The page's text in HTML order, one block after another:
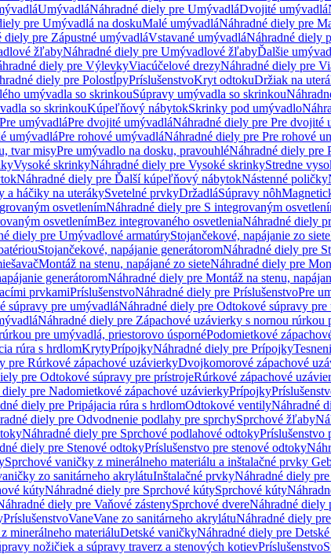
UmývadláNáhradné diely pre UmývadláDvojité umývadlá
pre Umývadlá na doskuMalé umývadláNáhradné diely pre
diely pre Zápustné umývadláVstavané umývadláNáhradné diely
žľabyNáhradné diely pre Umývadlové žľabyĎalšie
diely pre VýlevkyViacúčelové drezyNáhradné diely pre
diely pre PolostĺpyPríslušenstvoKryt odtokuDržiak na
umývadla so skrinkouSúpravy umývadla so skrinkou
so skrinkouKúpeľňový nábytokSkrinky pod umývadlo
umývadláPre dvojité umývadláNáhradné diely pre Pre dvojité
umývadláPre rohové umývadláNáhradné diely pre Pre rohové
tvar misyPre umývadlo na dosku, pravouhléNáhradné diely pre
Vysoké skrinkyNáhradné diely pre Vysoké skrinkyStredne
Náhradné diely pre Ďalší kúpeľňový nábytokNástenné poličky
a háčiky na uterákySvetelné prvkyDržadláSúpravy nôh
osvetlenímNáhradné diely pre S integrovaným
osvetlenímBez integrovaného osvetleniaNáhradné diely
diely pre Umývadlové armatúryStojančekové, napájanie zo siete
Stojančekové, napájanie generátoromNáhradné diely pre
Montáž na stenu, napájané zo sieteNáhradné diely pre
generátoromNáhradné diely pre Montáž na stenu,
prvkamiPríslušenstvoNáhradné diely pre PríslušenstvoPre
súpravy pre umývadláNáhradné diely pre Odtokové súpravy pre
Náhradné diely pre Zápachové uzávierky s nornou rúrkou
pre umývadlá, priestorovo úspornéPodomietkové
rúra s hrdlomKrytyPrípojkyNáhradné diely pre Prípojky
pre Rúrkové zápachové uzávierkyDvojkomorové zápachové
pre Odtokové súpravy pre prístrojeRúrkové zápachové
pre Nadomietkové zápachové uzávierkyPrípojky
diely pre Pripájacia rúra s hrdlomOdtokové ventilyNáhradné
diely pre Odvodnenie podlahy pre sprchySprchové žľaby
Náhradné diely pre Sprchové podlahové odtokyPríslušenstvo
diely pre Stenové odtokyPríslušenstvo pre stenové odtoky
Sprchové vaničky z minerálneho materiálu a inštalačné prvky
zo sanitárneho akrylátuInštalačné prvkyNáhradné diely
kútyNáhradné diely pre Sprchové kútySprchové kúty
diely pre Vaňové zástenySprchové dvereNáhradné diely
PríslušenstvoVaneVane zo sanitárneho akrylátuNáhradné diely
minerálneho materiáluDetské vaničkyNáhradné diely pre
nožičiek a súpravy traverz a stenových kotievPríslušenstvo